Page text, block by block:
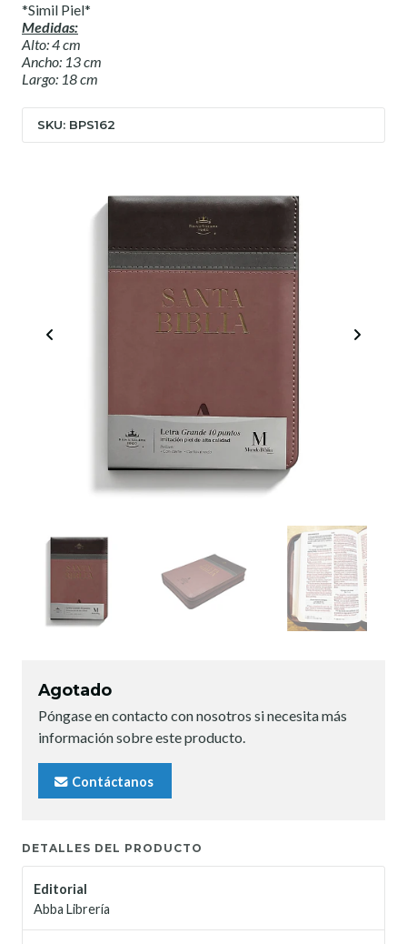
*Simil Piel*
Medidas:
Alto: 4 cm
Ancho: 13 cm
Largo: 18 cm
SKU: BPS162
Agotado
Póngase en contacto con nosotros si necesita más
información sobre este producto.
Contáctanos
DETALLES DEL PRODUCTO
Editorial
Abba Librería